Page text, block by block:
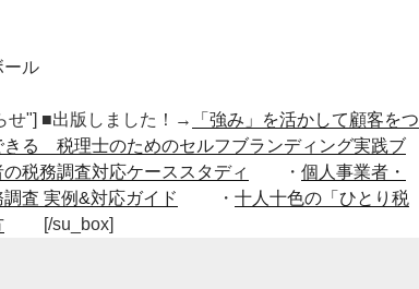
ル
せ"] ■出版しました！→
「強み」を活かして顧客をつ
きる 税理士のためのセルフブランディング実践ブ
税務調査対応ケーススタディ ・ 個人事業者・
査 実例&対応ガイド
・ 十人十色の「ひとり税
[/su_box]